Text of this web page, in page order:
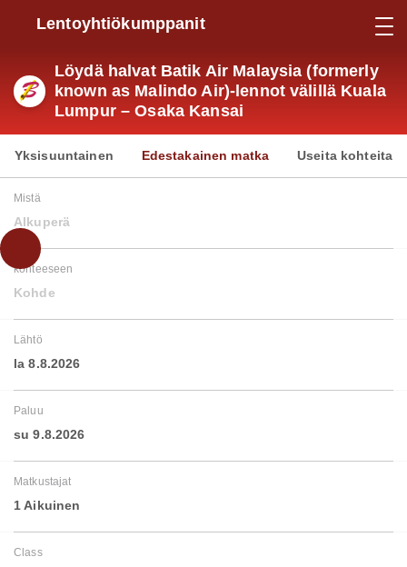
Lentoyhtiökumppanit
Löydä halvat Batik Air Malaysia (formerly
known as Malindo Air)-lennot välillä Kuala
Lumpur – Osaka Kansai
Yksisuuntainen Edestakainen matka Useita kohteita
Mistä
Alkuperä
kohteeseen
Kohde
Lähtö
la 8.8.2026
Paluu
su 9.8.2026
Matkustajat
1 Aikuinen
Class